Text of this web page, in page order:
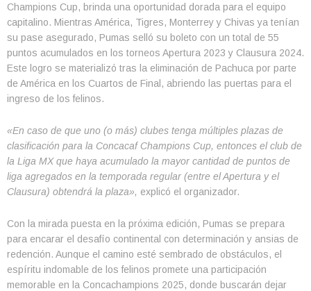
Champions Cup, brinda una oportunidad dorada para el equipo
capitalino. Mientras América, Tigres, Monterrey y Chivas ya tenían
su pase asegurado, Pumas selló su boleto con un total de 55
puntos acumulados en los torneos Apertura 2023 y Clausura 2024.
Este logro se materializó tras la eliminación de Pachuca por parte
de América en los Cuartos de Final, abriendo las puertas para el
ingreso de los felinos.
«En caso de que uno (o más) clubes tenga múltiples plazas de
clasificación para la Concacaf Champions Cup, entonces el club de
la Liga MX que haya acumulado la mayor cantidad de puntos de
liga agregados en la temporada regular (entre el Apertura y el
Clausura) obtendrá la plaza», explicó el organizador.
Con la mirada puesta en la próxima edición, Pumas se prepara
para encarar el desafío continental con determinación y ansias de
redención. Aunque el camino esté sembrado de obstáculos, el
espíritu indomable de los felinos promete una participación
memorable en la Concachampions 2025, donde buscarán dejar